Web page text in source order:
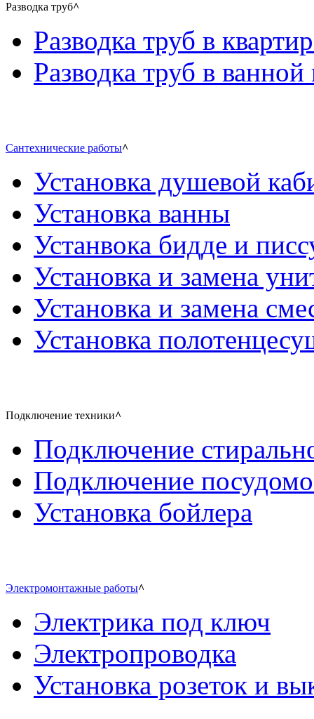
Разводка труб^
Разводка труб в
Разводка труб в ванной
Сантехнические работы^
Установка душевой
Установка ванны
Устанвока бидде и
Установка и замена
Установка и замена
Установка
Подключение техники^
Подключение
Подключение
Установка бойлера
Электромонтажные работы^
Электрика под ключ
Электропроводка
Установка розеток и